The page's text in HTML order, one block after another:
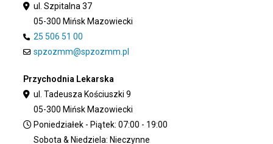
ul. Szpitalna 37
05-300 Mińsk Mazowiecki
25 506 51 00
spzozmm@spzozmm.pl
Przychodnia Lekarska
ul. Tadeusza Kościuszki 9
05-300 Mińsk Mazowiecki
Poniedziałek - Piątek: 07:00 - 19:00
Sobota & Niedziela: Nieczynne